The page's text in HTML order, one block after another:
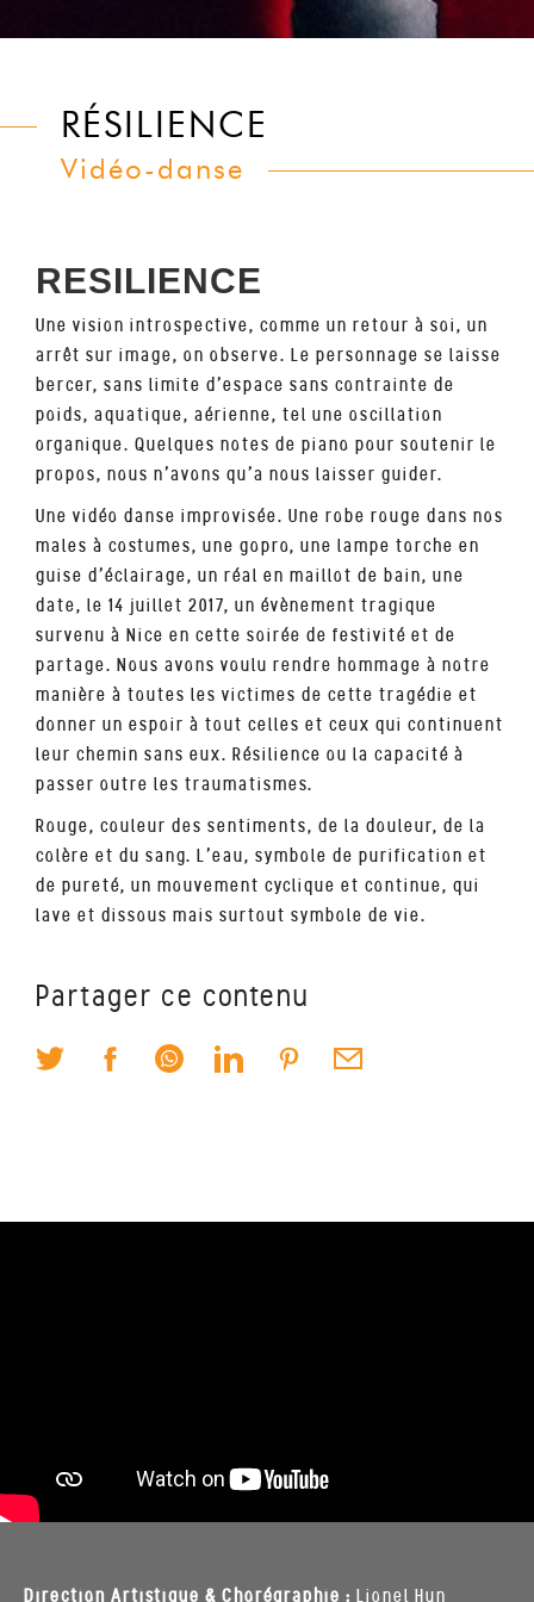
RÉSILIENCE
Vidéo-danse
RESILIENCE
Une vision introspective, comme un retour à soi, un
arrêt sur image, on observe. Le personnage se laisse
bercer, sans limite d’espace sans contrainte de
poids, aquatique, aérienne, tel une oscillation
organique. Quelques notes de piano pour soutenir le
propos, nous n’avons qu’a nous laisser guider.
Une vidéo danse improvisée. Une robe rouge dans nos
males à costumes, une gopro, une lampe torche en
guise d’éclairage, un réal en maillot de bain, une
date, le 14 juillet 2017, un évènement tragique
survenu à Nice en cette soirée de festivité et de
partage. Nous avons voulu rendre hommage à notre
manière à toutes les victimes de cette tragédie et
donner un espoir à tout celles et ceux qui continuent
leur chemin sans eux. Résilience ou la capacité à
passer outre les traumatismes.
Rouge, couleur des sentiments, de la douleur, de la
colère et du sang. L’eau, symbole de purification et
de pureté, un mouvement cyclique et continue, qui
lave et dissous mais surtout symbole de vie.
Partager ce contenu
Direction Artistique & Chorégraphie : Lionel Hun